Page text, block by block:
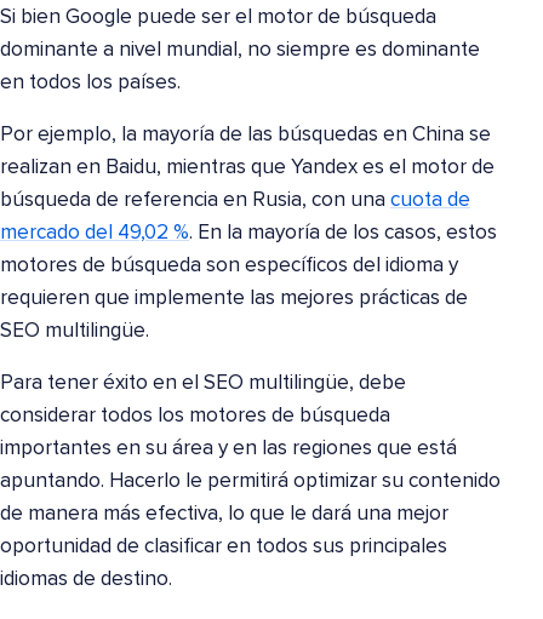
Si bien Google puede ser el motor de búsqueda
dominante a nivel mundial, no siempre es dominante
en todos los países.
Por ejemplo, la mayoría de las búsquedas en China se
realizan en Baidu, mientras que Yandex es el motor de
búsqueda de referencia en Rusia, con una cuota de
mercado del 49,02 %. En la mayoría de los casos, estos
motores de búsqueda son específicos del idioma y
requieren que implemente las mejores prácticas de
SEO multilingüe.
Para tener éxito en el SEO multilingüe, debe
considerar todos los motores de búsqueda
importantes en su área y en las regiones que está
apuntando. Hacerlo le permitirá optimizar su contenido
de manera más efectiva, lo que le dará una mejor
oportunidad de clasificar en todos sus principales
idiomas de destino.